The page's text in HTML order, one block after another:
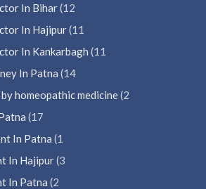
In Bihar(12
In Hajipur(11
In Kankarbagh (11
In Patna (14
homeopathic medicine(2
(17
In Patna (1
In Hajipur(3
In Patna (2